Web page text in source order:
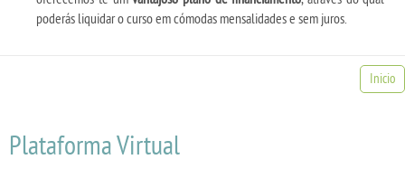
poderás liquidar o curso em cómodas mensalidades e sem juros.
Inicio
Plataforma Virtual